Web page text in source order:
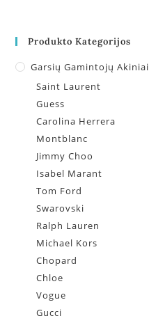
Produkto Kategorijos
Garsių Gamintojų Akiniai
Saint Laurent
Guess
Carolina Herrera
Montblanc
Jimmy Choo
Isabel Marant
Tom Ford
Swarovski
Ralph Lauren
Michael Kors
Chopard
Chloe
Vogue
Gucci